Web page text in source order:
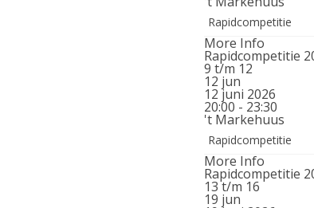
Rapidcompetitie
More Info
Rapidcompetitie
9 t/m 12
12 jun
12 juni 2026
20:00 - 23:30
't Markehuus
Rapidcompetitie
More Info
Rapidcompetitie
13 t/m 16
19 jun